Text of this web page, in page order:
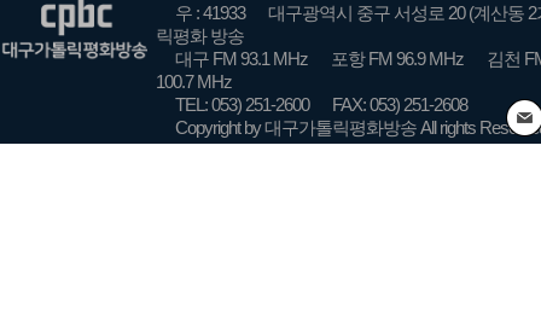
우 : 41933
대구광역시 중구 서성로 20 (계산동 2
릭평화 방송
대구 FM 93.1 MHz
포항 FM 96.9 MHz
김천
100.7 MHz
TEL: 053) 251-2600
FAX: 053) 251-2608
Copyright by 대구가톨릭평화방송 All rights